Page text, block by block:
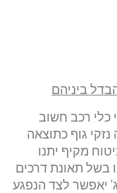
ביניהם
כלי רכב חשוב
גוף כתוצאה
מקיף יתנו
בשל תאונת דרכים
יאפשר לצד הנפגע